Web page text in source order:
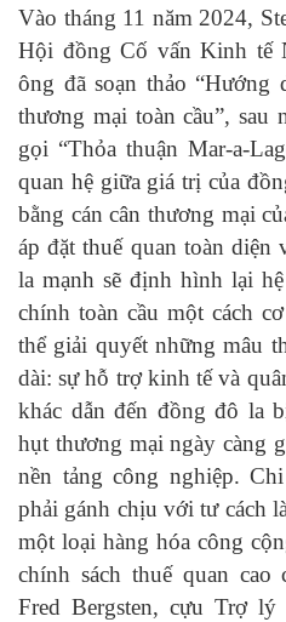
Vào tháng 11 năm 2024,
Hội đồng Cố vấn Kinh tế
ông đã soạn thảo “Hướng
thương mại toàn cầu”, sau
gọi “Thỏa thuận Mar-a-
quan hệ giữa giá trị của
bằng cán cân thương mại
áp đặt thuế quan toàn diện
la mạnh sẽ định hình lại
chính toàn cầu một cách
thể giải quyết những mâu
dài: sự hỗ trợ kinh tế và
khác dẫn đến đồng đô la
hụt thương mại ngày càng
nền tảng công nghiệp.
phải gánh chịu với tư cách
một loại hàng hóa công
chính sách thuế quan cao
Fred Bergsten, cựu Trợ